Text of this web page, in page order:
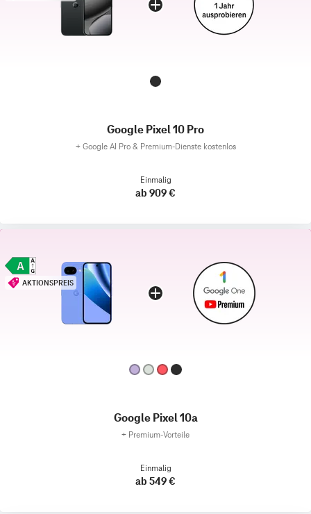
Google Pixel 10 Pro
+ Google AI Pro & Premium-Dienste kostenlos
Einmalig
ab 909 €
AKTIONSPREIS
Google Pixel 10a
+ Premium‑Vorteile
Einmalig
ab 549 €